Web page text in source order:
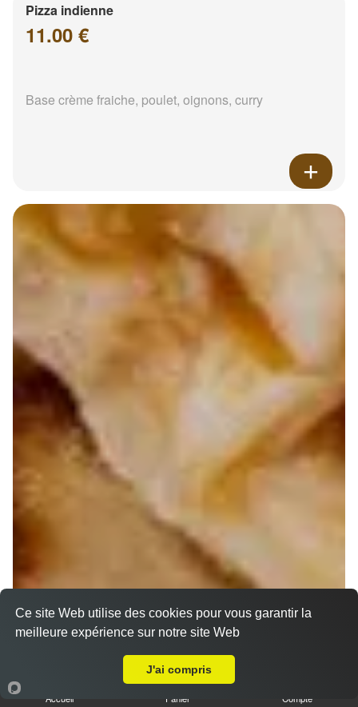
Pizza indienne
11.00 €
Base crème fraiche, poulet, oignons, curry
Accueil Panier Compte
Ce site Web utilise des cookies pour vous garantir la
meilleure expérience sur notre site Web
J'ai compris